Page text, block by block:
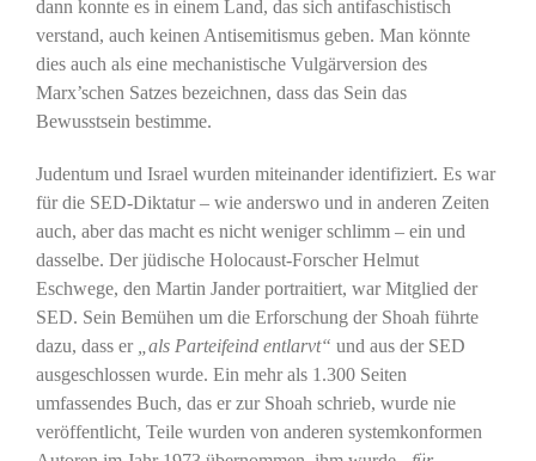
dann konnte es in einem Land, das sich antifaschistisch
verstand, auch keinen Antisemitismus geben. Man könnte
dies auch als eine mechanistische Vulgärversion des
Marx’schen Satzes bezeichnen, dass das Sein das
Bewusstsein bestimme.
Judentum und Israel wurden miteinander identifiziert. Es war
für die SED-Diktatur – wie anderswo und in anderen Zeiten
auch, aber das macht es nicht weniger schlimm – ein und
dasselbe. Der jüdische Holocaust-Forscher Helmut
Eschwege, den Martin Jander portraitiert, war Mitglied der
SED. Sein Bemühen um die Erforschung der Shoah führte
dazu, dass er
„als Parteifeind entlarvt“ und aus der SED
ausgeschlossen wurde. Ein mehr als 1.300 Seiten
umfassendes Buch, das er zur Shoah schrieb, wurde nie
veröffentlicht, Teile wurden von anderen systemkonformen